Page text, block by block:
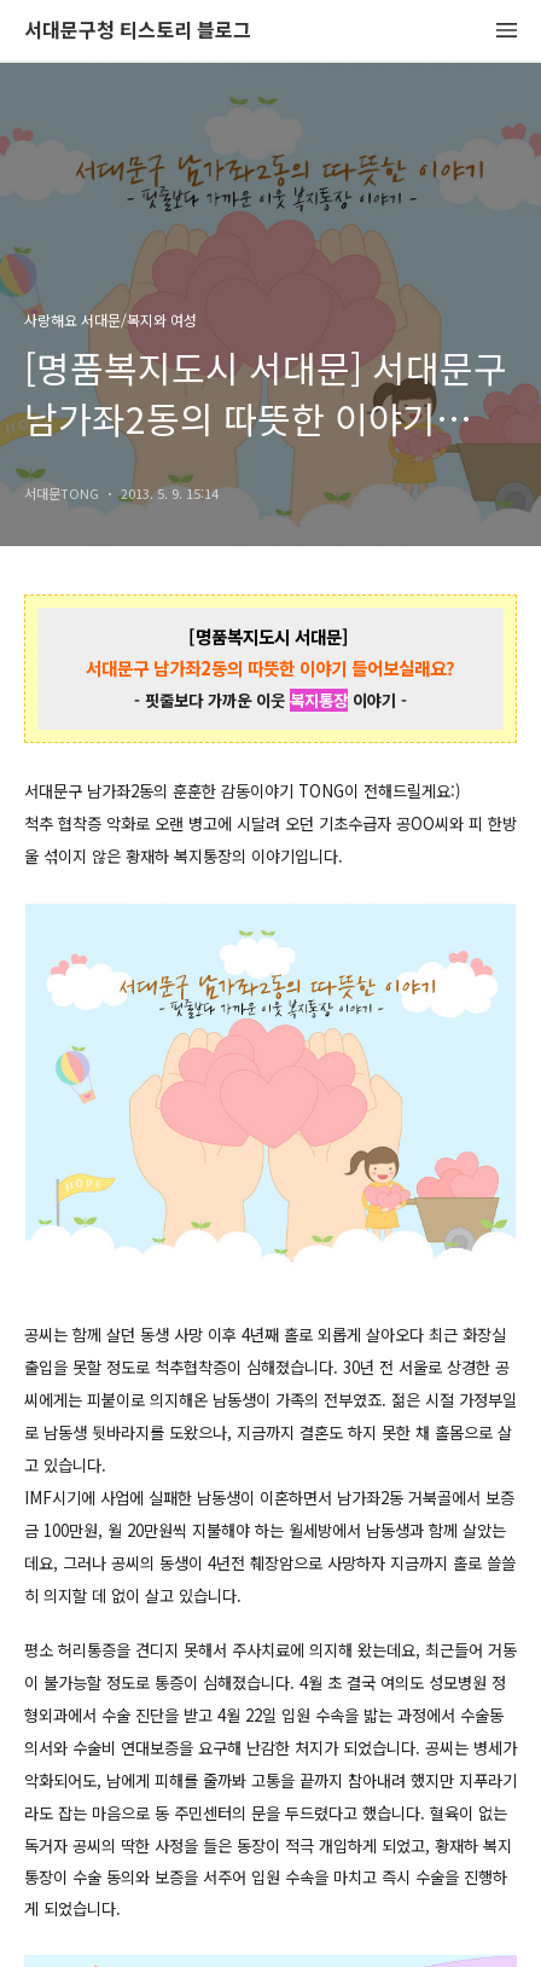
서대문구청 티스토리 블로그
사랑해요 서대문/복지와 여성
[명품복지도시 서대문] 서대문구
남가좌2동의 따뜻한 이야기
들어보실래요? 핏줄보다 가까운
이웃 복지통장 이야기
서대문TONG 2013. 5. 9. 15:14
[명품복지도시 서대문]
서대문구 남가좌2동의 따뜻한 이야기 들어보실래요?
- 핏줄보다 가까운 이웃 복지통장 이야기 -
서대문구 남가좌2동의 훈훈한 감동이야기 TONG이 전해드릴게요:)
척추 협착증 악화로 오랜 병고에 시달려 오던 기초수급자 공OO씨와 피 한방
울 섞이지 않은 황재하 복지통장의 이야기입니다.
공씨는 함께 살던 동생 사망 이후 4년째 홀로 외롭게 살아오다 최근 화장실
출입을 못할 정도로 척추협착증이 심해졌습니다. 30년 전 서울로 상경한 공
씨에게는 피붙이로 의지해온 남동생이 가족의 전부였죠. 젊은 시절 가정부일
로 남동생 뒷바라지를 도왔으나, 지금까지 결혼도 하지 못한 채 홀몸으로 살
고 있습니다.
IMF시기에 사업에 실패한 남동생이 이혼하면서 남가좌2동 거북골에서 보증
금 100만원, 월 20만원씩 지불해야 하는 월세방에서 남동생과 함께 살았는
데요, 그러나 공씨의 동생이 4년전 췌장암으로 사망하자 지금까지 홀로 쓸쓸
히 의지할 데 없이 살고 있습니다.
평소 허리통증을 견디지 못해서 주사치료에 의지해 왔는데요, 최근들어 거동
이 불가능할 정도로 통증이 심해졌습니다. 4월 초 결국 여의도 성모병원 정
형외과에서 수술 진단을 받고 4월 22일 입원 수속을 밟는 과정에서 수술동
의서와 수술비 연대보증을 요구해 난감한 처지가 되었습니다. 공씨는 병세가
악화되어도, 남에게 피해를 줄까봐 고통을 끝까지 참아내려 했지만 지푸라기
라도 잡는 마음으로 동 주민센터의 문을 두드렸다고 했습니다. 혈육이 없는
독거자 공씨의 딱한 사정을 들은 동장이 적극 개입하게 되었고, 황재하 복지
통장이 수술 동의와 보증을 서주어 입원 수속을 마치고 즉시 수술을 진행하
게 되었습니다.